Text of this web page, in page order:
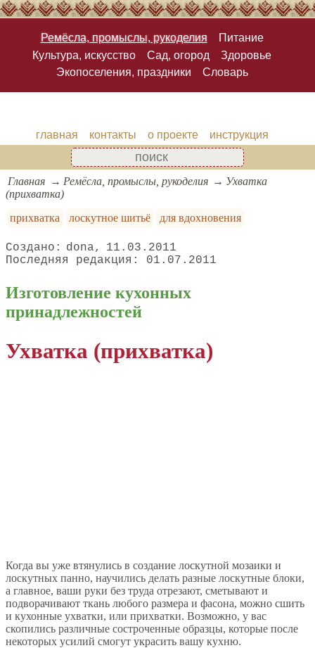
Ремёсла, промыслы, рукоделия
Питание
Культура, искусство
Сад, огород
Здоровье
Экопоселения, праздники
Словарь
главная контакты о проекте инструкция
Главная Ремёсла, промыслы, рукоделия
Ухватка
(прихватка)
прихватка
лоскутное шитьё для вдохновения
dona
11.03.2011
01.07.2011
Изготовление кухонных
принадлежностей
Ухватка (прихватка)
Когда вы уже втянулись в создание лоскутной мозаики и
лоскутных панно, научились делать разные лоскутные блоки,
а главное, ваши руки без труда отрезают, сметывают и
подворачивают ткань любого размера и фасона, можно сшить
и кухонные ухватки, или прихватки. Возможно, у вас
скопились различные состроченные образцы, которые после
некоторых усилий смогут украсить вашу кухню.